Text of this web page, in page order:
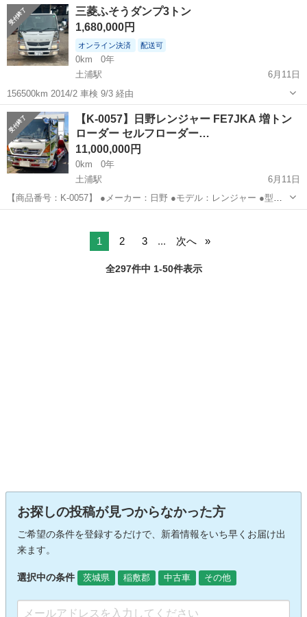
LA600S ダイハツ タント L！！ 両側スライドドアで乗り降り楽ち
ん...
茨城 稲敷郡 龍ケ崎市駅 その他
三菱ふそうダンプ3トン
1,680,000円
オンライン決済 配送可
0km
0年
土浦駅
6月11日
156500km 2014/2 車検 9/3 経由
茨城 稲敷郡 その他
【K-0057】日野レンジャー FE7JKA 増トン
ローダー セルフローダー…
11,000,000円
0km
0年
土浦駅
6月11日
【商品番号：K-0057】 ●メーカー：日野 ●モデル：レンジャー ●型
式：FE7JKA ●走行距離：480,531km ●最大積載量：7,700kg ●初度登
1 2 3 ... 次へ
全297件中 1-50件表示
お探しの投稿が見つからなかった方
ご希望の条件を登録するだけで、新着情報をいち早くお届け出
来ます。
選択中の条件 茨城県 稲敷郡 中古車 その他